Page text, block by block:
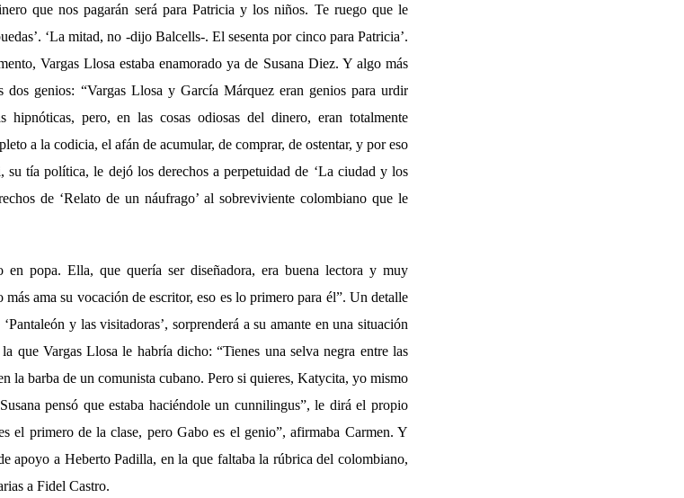
que nos pagarán será para Patricia y los niños. Te ruego que le
‘La mitad, no -dijo Balcells-. El sesenta por cinco para Patricia’.
Vargas Llosa estaba enamorado ya de Susana Diez. Y algo más
dos genios: “Vargas Llosa y García Márquez eran genios para urdir
hipnóticas, pero, en las cosas odiosas del dinero, eran totalmente
a la codicia, el afán de acumular, de comprar, de ostentar, y por eso
tía política, le dejó los derechos a perpetuidad de ‘La ciudad y los
de ‘Relato de un náufrago’ al sobreviviente colombiano que le
popa. Ella, que quería ser diseñadora, era buena lectora y muy
ama su vocación de escritor, eso es lo primero para él”. Un detalle
y las visitadoras’, sorprenderá a su amante en una situación
que Vargas Llosa le habría dicho: “Tienes una selva negra entre las
la barba de un comunista cubano. Pero si quieres, Katycita, yo mismo
pensó que estaba haciéndole un cunnilingus”, le dirá el propio
el primero de la clase, pero Gabo es el genio”, afirmaba Carmen. Y
apoyo a Heberto Padilla, en la que faltaba la rúbrica del colombiano,
a Fidel Castro.